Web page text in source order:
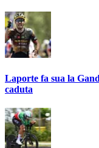
Laporte fa sua la
caduta